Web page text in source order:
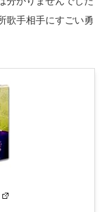
歌手相手にすごい勇